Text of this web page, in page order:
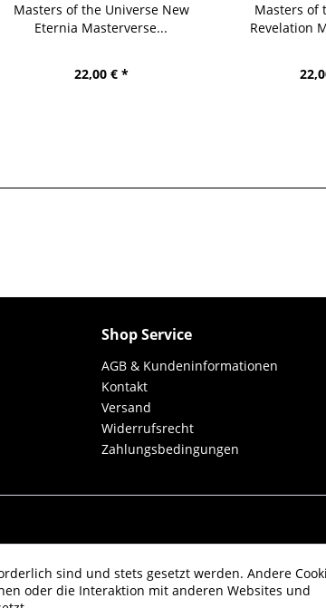
Masters of the Universe New
Eternia Masterverse...
22,00 € *
Masters of
Revelation
Shop Service
AGB & Kundeninformationen
Kontakt
Versand
Widerrufsrecht
Zahlungsbedingungen
zzgl.Versandkosten, wenn nicht anders
sind und stets gesetzt werden. Andere
oder die Interaktion mit anderen Websites und